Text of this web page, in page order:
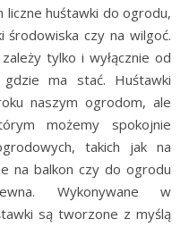
liczne huśtawki do ogrodu,
środowiska czy na wilgoć.
tylko i wyłącznie od
ma stać. Huśtawki
naszym ogrodom, ale
możemy spokojnie
takich jak na
na balkon czy do ogrodu
Wykonywane w
są tworzone z myślą